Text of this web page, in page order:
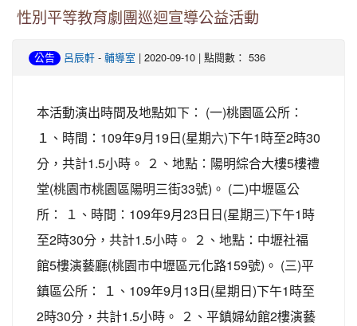
性別平等教育劇團巡迴宣導公益活動
公告 呂辰軒 - 輔導室 | 2020-09-10 | 點閱數： 536
本活動演出時間及地點如下： (一)桃園區公所：
１、時間：109年9月19日(星期六)下午1時至2時30
分，共計1.5小時。 ２、地點：陽明綜合大樓5樓禮
堂(桃園市桃園區陽明三街33號)。 (二)中壢區公
所： １、時間：109年9月23日日(星期三)下午1時
至2時30分，共計1.5小時。 ２、地點：中壢社福
館5樓演藝廳(桃園市中壢區元化路159號)。 (三)平
鎮區公所： １、109年9月13日(星期日)下午1時至
2時30分，共計1.5小時。 ２、平鎮婦幼館2樓演藝